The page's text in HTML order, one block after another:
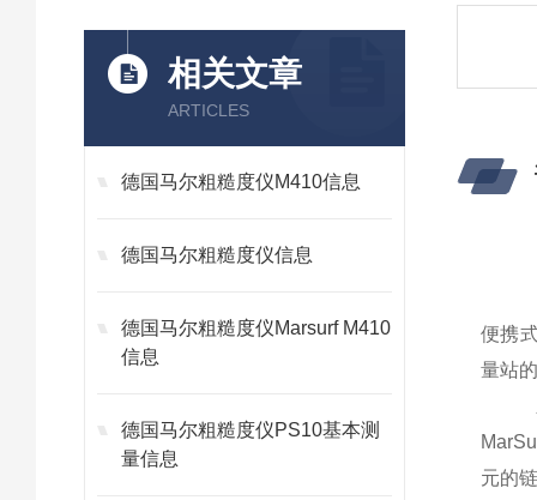
相关文章
ARTICLES
德国马尔粗糙度仪M410信息
德国马尔粗糙度仪信息
德国马尔粗糙度仪Marsurf M410
信息
德国马尔粗糙度仪PS10基本测
量信息
便携
量站
元的